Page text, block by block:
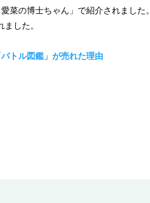
菜の博士ちゃん」で紹介されました。
した。
トル図鑑」が売れた理由